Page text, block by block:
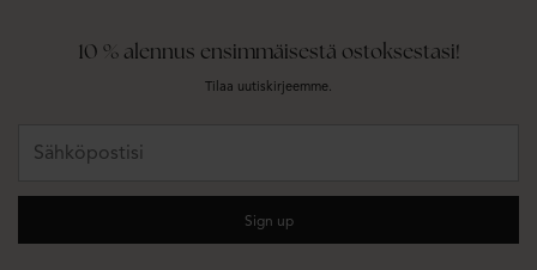
10 % alennus ensimmäisestä ostoksestasi!
Tilaa uutiskirjeemme.
Sign up